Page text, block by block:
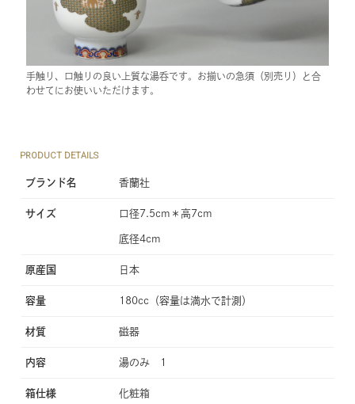
手触り、口触りの良い上質な湯呑です。お揃いの急須（別売り）と合
わせてにお使いいただけます。
PRODUCT DETAILS
ブランド名 香蘭社
サイズ 口径7.5cm＊高7cm
底径4cm
原産国 日本
容量 180cc（容量は満水で計測）
材質 磁器
内容 湯のみ 1
箱仕様 化粧箱